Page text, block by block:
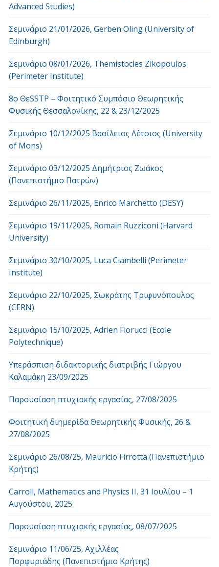
Advanced Studies)
Σεμινάριο 21/01/2026, Gerben Oling (University of
Edinburgh)
Σεμινάριο 08/01/2026, Themistocles Zikopoulos
(Perimeter Institute)
8o ΘεSSTP – Φοιτητικό Συμπόσιο Θεωρητικής
Φυσικής Θεσσαλονίκης, 22 & 23/12/2025
Σεμινάριο 10/12/2025 Βασίλειος Λέτσιος (University
of Mons)
Σεμινάριο 03/12/2025 Δημήτριος Ζωάκος
(Πανεπιστήμιο Πατρών)
Σεμινάριο 26/11/2025, Enrico Marchetto (DESY)
Σεμινάριο 19/11/2025, Romain Ruzziconi (Harvard
University)
Σεμινάριο 30/10/2025, Luca Ciambelli (Perimeter
Institute)
Σεμινάριο 22/10/2025, Σωκράτης Τριφυνόπουλος
(CERN)
Σεμινάριο 15/10/2025, Adrien Fiorucci (Ecole
Polytechnique)
Υπεράσπιση διδακτορικής διατριβής Γιώργου
Καλαμάκη 23/09/2025
Παρουσίαση πτυχιακής εργασίας, 27/08/2025
Φοιτητική διημερίδα Θεωρητικής Φυσικής, 26 &
27/08/2025
Σεμινάριο 26/08/25, Mauricio Firrotta (Πανεπιστήμιο
Κρήτης)
Carroll, Mathematics and Physics ΙΙ, 31 Ιουλίου – 1
Αυγούστου, 2025
Παρουσίαση πτυχιακής εργασίας, 08/07/2025
Σεμινάριο 11/06/25, Αχιλλέας
Πορφυριάδης (Πανεπιστήμιο Κρήτης)